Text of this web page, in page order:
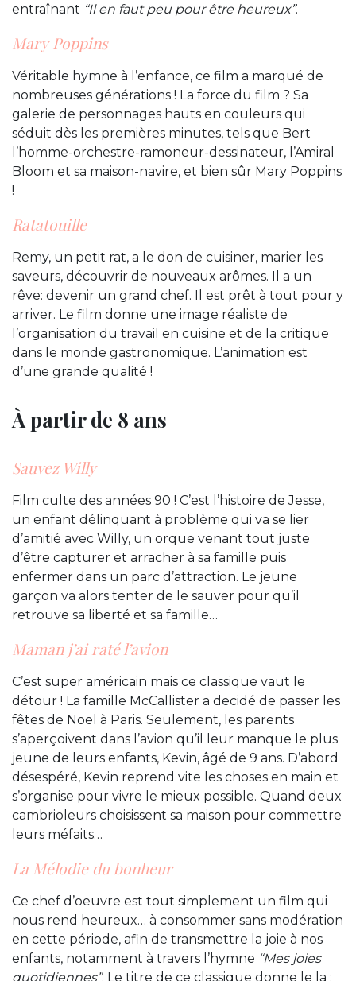
entraînant “Il en faut peu pour être heureux”.
Mary Poppins
Véritable hymne à l’enfance, ce film a marqué de
nombreuses générations ! La force du film ? Sa
galerie de personnages hauts en couleurs qui
séduit dès les premières minutes, tels que Bert
l’homme-orchestre-ramoneur-dessinateur, l’Amiral
Bloom et sa maison-navire, et bien sûr Mary Poppins
!
Ratatouille
Remy, un petit rat, a le don de cuisiner, marier les
saveurs, découvrir de nouveaux arômes. Il a un
rêve: devenir un grand chef. Il est prêt à tout pour y
arriver. Le film donne une image réaliste de
l’organisation du travail en cuisine et de la critique
dans le monde gastronomique. L’animation est
d’une grande qualité !
À partir de 8 ans
Sauvez Willy
Film culte des années 90 ! C’est l’histoire de Jesse,
un enfant délinquant à problème qui va se lier
d’amitié avec Willy, un orque venant tout juste
d’être capturer et arracher à sa famille puis
enfermer dans un parc d’attraction. Le jeune
garçon va alors tenter de le sauver pour qu’il
retrouve sa liberté et sa famille…
Maman j’ai raté l’avion
C’est super américain mais ce classique vaut le
détour ! La famille McCallister a decidé de passer les
fêtes de Noël à Paris. Seulement, les parents
s’aperçoivent dans l’avion qu’il leur manque le plus
jeune de leurs enfants, Kevin, âgé de 9 ans. D’abord
désespéré, Kevin reprend vite les choses en main et
s’organise pour vivre le mieux possible. Quand deux
cambrioleurs choisissent sa maison pour commettre
leurs méfaits…
La Mélodie du bonheur
Ce chef d’oeuvre est tout simplement un film qui
nous rend heureux… à consommer sans modération
en cette période, afin de transmettre la joie à nos
enfants, notamment à travers l’hymne “Mes joies
quotidiennes”. Le titre de ce classique donne le la :